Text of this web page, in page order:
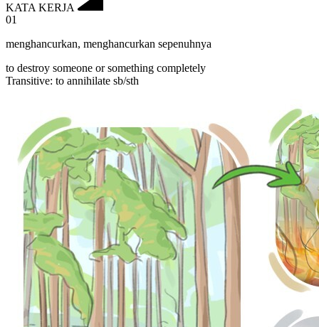
KATA KERJA
01
menghancurkan, menghancurkan sepenuhnya
to destroy someone or something completely
Transitive: to annihilate sb/sth